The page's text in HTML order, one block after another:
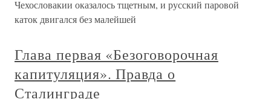
Чехословакии оказалось тщетным, и русский паровой
каток двигался без малейшей
Глава первая «Безоговорочная
капитуляция». Правда о
Сталинграде